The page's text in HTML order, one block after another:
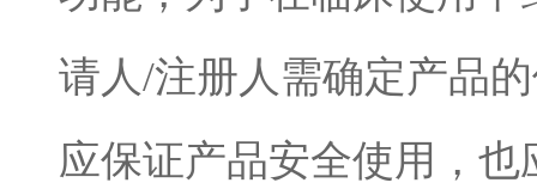
请人/注册人需确定产品
应保证产品安全使用，